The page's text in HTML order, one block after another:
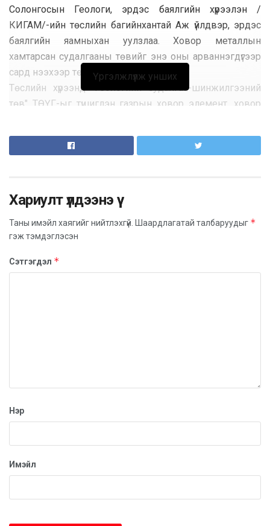
Солонгосын Геологи, эрдэс баялгийн хүрээлэн /
КИГАМ/-ийн төслийн багийнхантай Аж үйлдвэр, эрдэс
баялгийн яамныхан уулзлаа. Ховор металлын
хамтарсан судалгааны төвийг энэ оны арваннэгдүгээр
сард нээхээр төлөвлөн ажиллаж байна.
Төслийн хүрээнд "Геологийн судалгаа-шинжилгээний
төв" ТӨҮГ-ыг түшиглэн газрын ховор элемент, ховор
судлах, Солонгос Улсын баяжуулах технологийг
нутагшуулах лаборатори байгуулах, хүний нөөцийг
үзүүлэх зэрэг асуудлаар санал солилцлоо. Улсын хөгжилд
ажиллагаа өргөжих зэрэг олон ач холбогдолтой төсөл
Үргэлжлүүлж унших
Хариулт үлдээнэ үү
Таны имэйл хаягийг нийтлэхгүй. Шаардлагатай талбаруудыг *
гэж тэмдэглэсэн
Сэтгэгдэл *
Нэр
Имэйл